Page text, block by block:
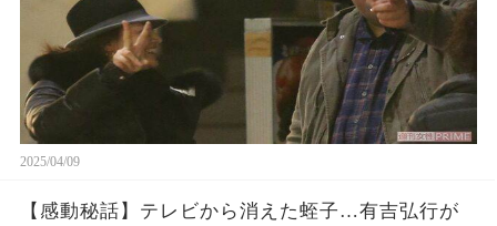
2025/04/09
【感動秘話】テレビから消えた蛭子…有吉弘行が